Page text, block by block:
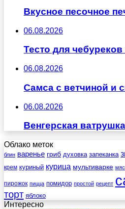
Вкусное песочное
06.08.2026
Тесто для
06.08.2026
Самса с ветчиной и
06.08.2026
Венгерская ватрушка
Облако меток
блин варенье гриб духовка запеканка
крем куриный курица мультиварке
пирожок пицца помидор простой рецепт
торт яблоко
Интересно